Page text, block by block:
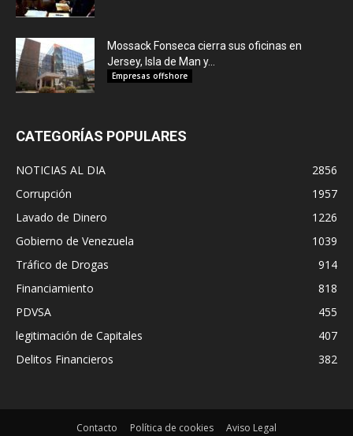
Mossack Fonseca cierra sus oficinas en
Jersey, Isla de Man y...
Empresas offshore
CATEGORÍAS POPULARES
NOTICIAS AL DIA
2856
Corrupción
1957
Lavado de Dinero
1226
Gobierno de Venezuela
1039
Tráfico de Drogas
914
Financiamiento
818
PDVSA
455
legitimación de Capitales
407
Delitos Financieros
382
Contacto Política de cookies Aviso Legal